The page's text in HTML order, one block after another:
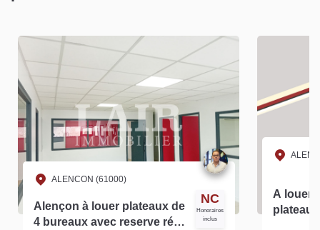
ALENCON (61000)
Alençon à louer plateaux de
4 bureaux avec reserve réf -
NC
Honoraires
inclus
A louer
plateau